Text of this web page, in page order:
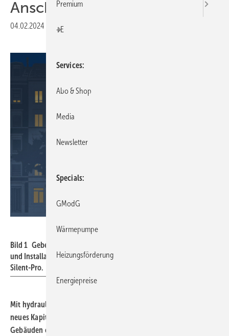
Anschlusszonen
04.02.2024 Veröffentlicht in
Bild 1 Geberit vereinfacht mit Silent-Pro SuperTube die Planung
und Installation des hochschallgedämmten Entwässerungssystems
Silent-Pro.
Mit hydraulisch optimierten Formstücken schlägt Geberit ein
neues Kapitel bei der Abwasserinstallation in mehrgeschossigen
Gebäuden oder bei mehrfach verzogener Fallleitung auf. Mit der
Premium
+E
Services
Abo & Shop
Media
Newsletter
Specials
GModG
Wärmepumpe
Heizungsförderung
Energiepreise